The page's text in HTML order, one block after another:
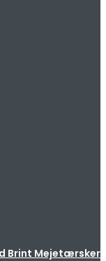
Brint Mejetærsker